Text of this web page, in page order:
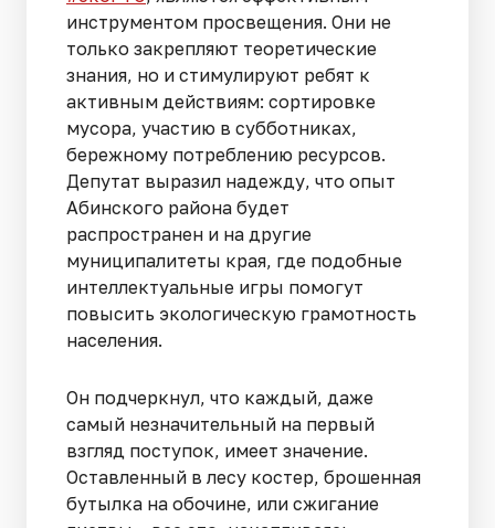
инструментом просвещения. Они не
только закрепляют теоретические
знания, но и стимулируют ребят к
активным действиям: сортировке
мусора, участию в субботниках,
бережному потреблению ресурсов.
Депутат выразил надежду, что опыт
Абинского района будет
распространен и на другие
муниципалитеты края, где подобные
интеллектуальные игры помогут
повысить экологическую грамотность
населения.
Он подчеркнул, что каждый, даже
самый незначительный на первый
взгляд поступок, имеет значение.
Оставленный в лесу костер, брошенная
бутылка на обочине, или сжигание